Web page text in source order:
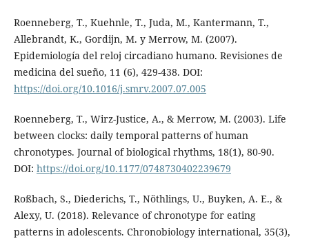
Roenneberg, T., Kuehnle, T., Juda, M., Kantermann, T.,
Allebrandt, K., Gordijn, M. y Merrow, M. (2007).
Epidemiología del reloj circadiano humano. Revisiones de
medicina del sueño, 11 (6), 429-438. DOI:
https://doi.org/10.1016/j.smrv.2007.07.005
Roenneberg, T., Wirz-Justice, A., & Merrow, M. (2003). Life
between clocks: daily temporal patterns of human
chronotypes. Journal of biological rhythms, 18(1), 80-90.
DOI: https://doi.org/10.1177/0748730402239679
Roßbach, S., Diederichs, T., Nöthlings, U., Buyken, A. E., &
Alexy, U. (2018). Relevance of chronotype for eating
patterns in adolescents. Chronobiology international, 35(3),